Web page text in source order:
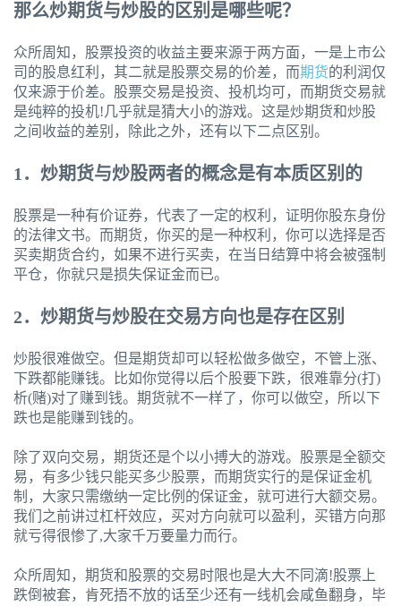
那么炒期货与炒股的区别是哪些呢？
众所周知，股票投资的收益主要来源于两方面，一是上市公
司的股息红利，其二就是股票交易的价差，而期货的利润仅
仅来源于价差。股票交易是投资、投机均可，而期货交易就
是纯粹的投机!几乎就是猜大小的游戏。这是炒期货和炒股
之间收益的差别，除此之外，还有以下二点区别。
1．炒期货与炒股两者的概念是有本质区别的
股票是一种有价证券，代表了一定的权利，证明你股东身份
的法律文书。而期货，你买的是一种权利，你可以选择是否
买卖期货合约，如果不进行买卖，在当日结算中将会被强制
平仓，你就只是损失保证金而已。
2．炒期货与炒股在交易方向也是存在区别
炒股很难做空。但是期货却可以轻松做多做空，不管上涨、
下跌都能赚钱。比如你觉得以后个股要下跌，很难靠分(打)
析(赌)对了赚到钱。期货就不一样了，你可以做空，所以下
跌也是能赚到钱的。
除了双向交易，期货还是个以小搏大的游戏。股票是全额交
易，有多少钱只能买多少股票，而期货实行的是保证金机
制，大家只需缴纳一定比例的保证金，就可进行大额交易。
我们之前讲过杠杆效应，买对方向就可以盈利，买错方向那
就亏得很惨了,大家千万要量力而行。
众所周知，期货和股票的交易时限也是大大不同滴!股票上
跌倒被套，肯死捂不放的话至少还有一线机会咸鱼翻身，毕